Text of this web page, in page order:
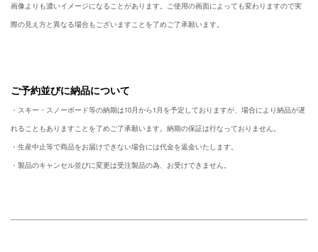
画像よりも濃いイメージになることがあります。ご使用の画面によっても変わりますので実
際の見え方と異なる場合もございますことを了めご了承願います。
ご予約並びに納品について
・スキー・スノーボード等の納期は10月から1月を予定しておりますが、場合により納品が遅
れることもありますことを了めご了承願います。納期の保証は行なっておりません。
・生産中止等で商品をお届けできない場合には代金を返金いたします。
・製品のキャンセル並びに変更は受注製品の為、お受けできません。